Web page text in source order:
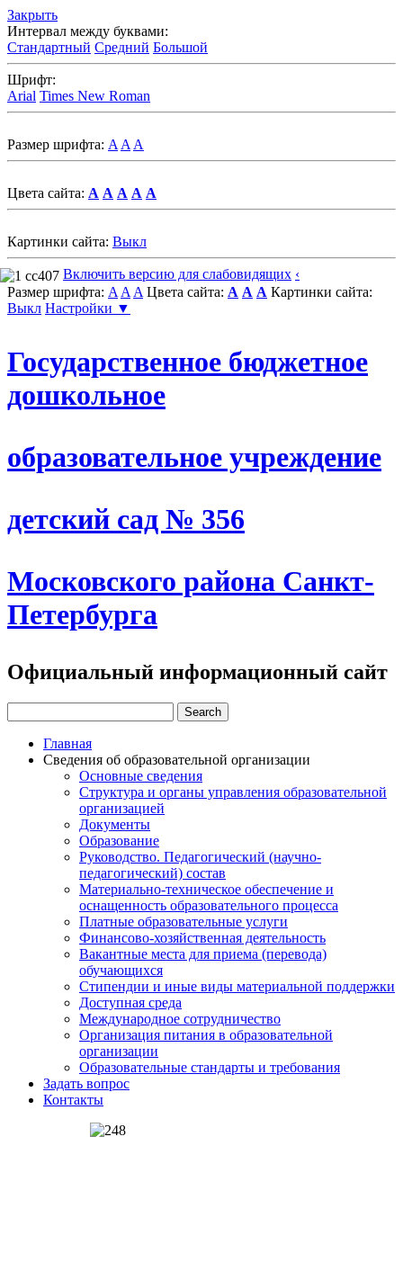
Закрыть
Интервал между буквами:
Стандартный Средний Большой
Шрифт:
Arial Times New Roman
Размер шрифта: A A A
Цвета сайта: A A A A A
Картинки сайта: Выкл
Включить версию для слабовидящих ‹
Размер шрифта: A A A Цвета сайта: A A A Картинки сайта:
Выкл Настройки ▼
Государственное бюджетное
дошкольное
образовательное учреждение
детский сад № 356
Московского района Санкт-
Петербурга
Официальный информационный сайт
Главная
Сведения об образовательной организации
Основные сведения
Структура и органы управления образовательной
организацией
Документы
Образование
Руководство. Педагогический (научно-
педагогический) состав
Материально-техническое обеспечение и
оснащенность образовательного процесса
Платные образовательные услуги
Финансово-хозяйственная деятельность
Вакантные места для приема (перевода)
обучающихся
Стипендии и иные виды материальной поддержки
Доступная среда
Международное сотрудничество
Организация питания в образовательной
организации
Образовательные стандарты и требования
Задать вопрос
Контакты